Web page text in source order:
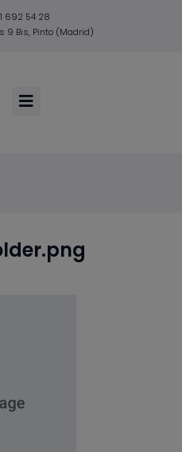
692 54 28
9 Bis, Pinto (Madrid)